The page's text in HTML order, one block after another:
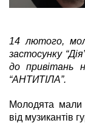
14 лютого,
застосунку
до привітань
“АНТИТІЛА”.
Молодята мали
від музикантів